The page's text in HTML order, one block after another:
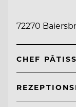
72270
CHEF